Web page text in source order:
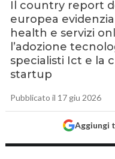
Il country report
europea
health e servizi
l’adozione
specialisti Ict e la
startup
Pubblicato il 17 giu 2026
Aggiungi